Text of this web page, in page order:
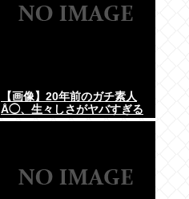
【画像】20年前のガチ素人
Å◯、生々しさがヤバすぎる